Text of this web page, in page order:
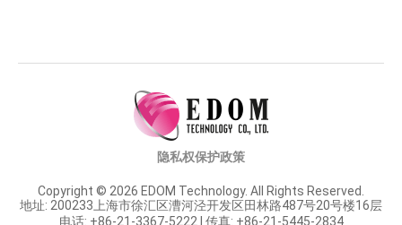
Copyright © 2026 EDOM Technology. All Rights Reserved.
地址: 200233上海市徐汇区漕河泾开发区田林路487号20号楼16层
电话: +86-21-3367-5222 | 传真: +86-21-5445-2834
隐私权保护政策